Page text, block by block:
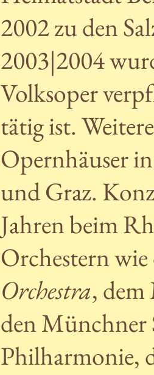
2002 zu den
2003|2004
Volksoper
tätig ist.
Opernhäuser
und Graz.
Jahren beim
Orchestern
Orchestra,
den Münchner
Philharmonie,